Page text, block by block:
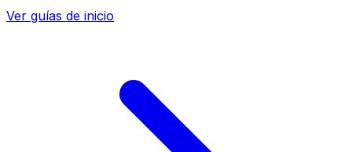
Ver guías de inicio